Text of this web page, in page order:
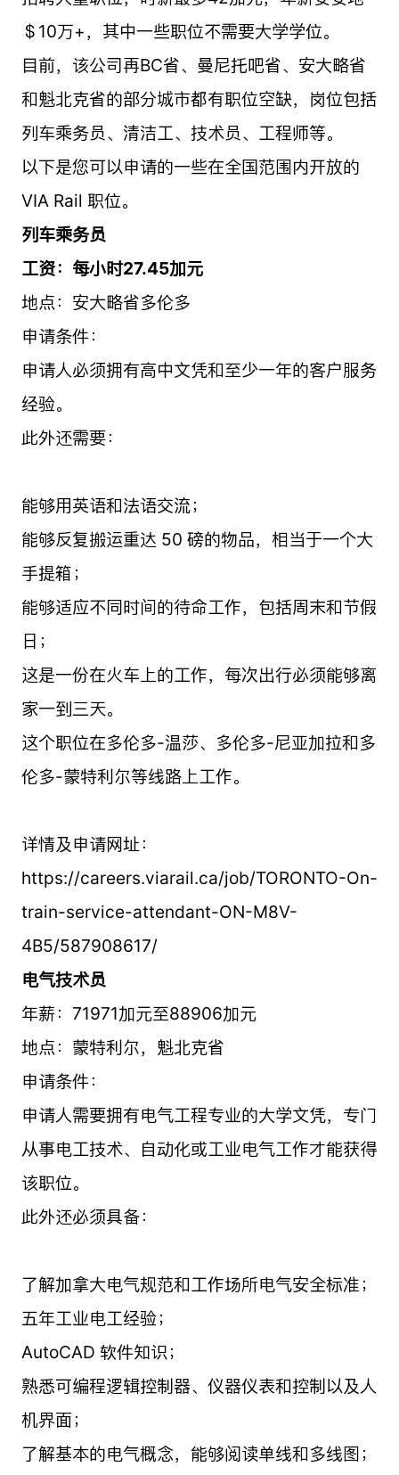
＄10万+，其中一些职位不需要大学学位。
目前，该公司再BC省、曼尼托吧省、安大略省
和魁北克省的部分城市都有职位空缺，岗位包括
列车乘务员、清洁工、技术员、工程师等。
以下是您可以申请的一些在全国范围内开放的
VIA Rail 职位。
列车乘务员
工资：每小时27.45加元
地点：安大略省多伦多
申请条件：
申请人必须拥有高中文凭和至少一年的客户服务
经验。
此外还需要：
能够用英语和法语交流；
能够反复搬运重达 50 磅的物品，相当于一个大
手提箱；
能够适应不同时间的待命工作，包括周末和节假
日；
这是一份在火车上的工作，每次出行必须能够离
家一到三天。
这个职位在多伦多-温莎、多伦多-尼亚加拉和多
伦多-蒙特利尔等线路上工作。
详情及申请网址：
https://careers.viarail.ca/job/TORONTO-On-
train-service-attendant-ON-M8V-
4B5/587908617/
电气技术员
年薪：71971加元至88906加元
地点：蒙特利尔，魁北克省
申请条件：
申请人需要拥有电气工程专业的大学文凭，专门
从事电工技术、自动化或工业电气工作才能获得
该职位。
此外还必须具备：
了解加拿大电气规范和工作场所电气安全标准；
五年工业电工经验；
AutoCAD 软件知识；
熟悉可编程逻辑控制器、仪器仪表和控制以及人
机界面；
了解基本的电气概念，能够阅读单线和多线图；